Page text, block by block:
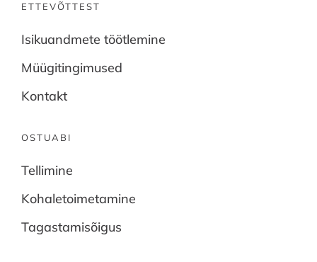
ETTEVÕTTEST
Isikuandmete töötlemine
Müügitingimused
Kontakt
OSTUABI
Tellimine
Kohaletoimetamine
Tagastamisõigus